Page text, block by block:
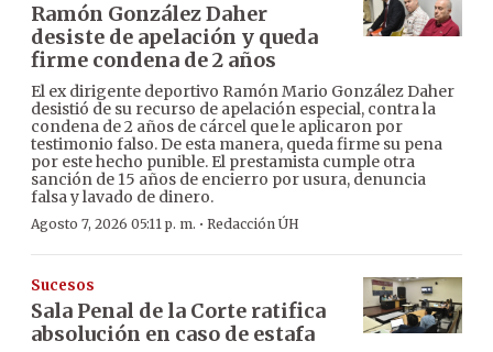
Ramón González Daher
desiste de apelación y queda
firme condena de 2 años
El ex dirigente deportivo Ramón Mario González Daher
desistió de su recurso de apelación especial, contra la
condena de 2 años de cárcel que le aplicaron por
testimonio falso. De esta manera, queda firme su pena
por este hecho punible. El prestamista cumple otra
sanción de 15 años de encierro por usura, denuncia
falsa y lavado de dinero.
Agosto 7, 2026 05:11 p. m. · Redacción ÚH
Sucesos
Sala Penal de la Corte ratifica
absolución en caso de estafa